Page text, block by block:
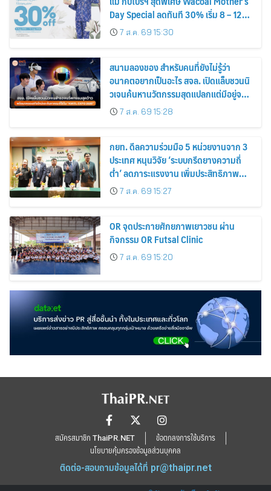
Day Special ลดทันที 30% เริ่ม 8 – 12
สิงหาคม 2569
7 ส.ค. 69 15:30
สนามลองของ สำหรับคนที่ยังไม่รู้ว่า
อนาคตอยากเป็นอะไร สจล. เปิดแล็บชวนนิ
วเจนค้นหานวัตกรรมสุดแปลกแต่มีอยู่จริง
พร้อมทดลองสกิลใหม่และค้นหาคณะที่ใช่
ใน “KMITL EXPO 2026”
7 ส.ค. 69 15:28
กยท. ดีลความร่วมมือ 5 หน่วยงานจาก 3
ประเทศ หนุนวิจัย ‘ระบบกรีดยางความถี่
ต่ำ’ ลดภาระแรงงาน เพิ่มประสิทธิภาพ
การจัดการสวนยาง เสริมคุณภาพผลผลิต
ยาง
7 ส.ค. 69 15:27
OR จุดประกายศักยภาพเยาวชน ผ่าน
กิจกรรม OR Futsal Clinic
7 ส.ค. 69 15:20
สมัครสมาชิก ThaiPR.NET
ข้อตกลงการใช้บริการ
นโยบายคุ้มครองข้อมูลส่วนบุคคล
ติดต่อ-สอบถามข้อมูลได้ที่ pr@thaipr.net